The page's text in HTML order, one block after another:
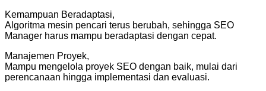
Kemampuan Beradaptasi,
Algoritma mesin pencari terus berubah, sehingga SEO
Manager harus mampu beradaptasi dengan cepat.
Manajemen Proyek,
Mampu mengelola proyek SEO dengan baik, mulai dari
perencanaan hingga implementasi dan evaluasi.